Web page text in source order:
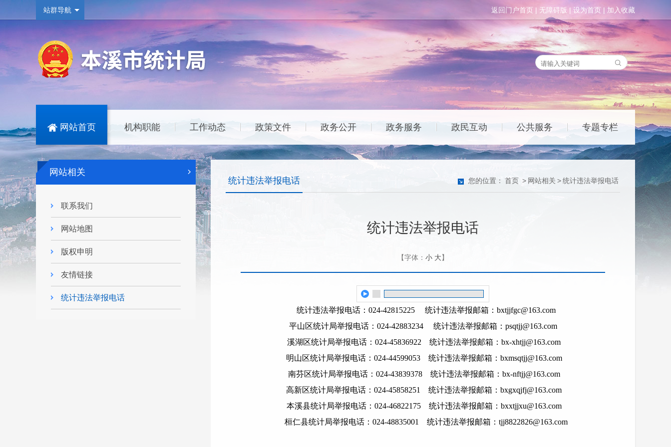
返回门户首页 | 无障碍版 | 设为首页 | 加入收藏
站群导航
网站首页
|
机构职能
|
工作动态
|
政策文件
|
政务公开
|
政务服务
|
政民互动
|
公共服务
|
专题专栏
网站相关
联系我们
网站地图
版权申明
友情链接
统计违法举报电话
您的位置： 首页 > 网站相关 >统计违法举报电话
统计违法举报电话
统计违法举报电话
【字体： 小 大】
统计违法举报电话：024-42815225 统计违法举报邮箱：bxtjjfgc@163.com
平山区统计局举报电话：024-42883234 统计违法举报邮箱：psqtjj@163.com
溪湖区统计局举报电话：024-45836922 统计违法举报邮箱：bx-xhtjj@163.com
明山区统计局举报电话：024-44599053 统计违法举报邮箱：bxmsqtjj@163.com
南芬区统计局举报电话：024-43839378 统计违法举报邮箱：bx-nftjj@163.com
高新区统计局举报电话：024-45858251 统计违法举报邮箱：bxgxqjfj@163.com
本溪县统计局举报电话：024-46822175 统计违法举报邮箱：bxxtjjxu@163.com
桓仁县统计局举报电话：024-48835001 统计违法举报邮箱：tjj8822826@163.com